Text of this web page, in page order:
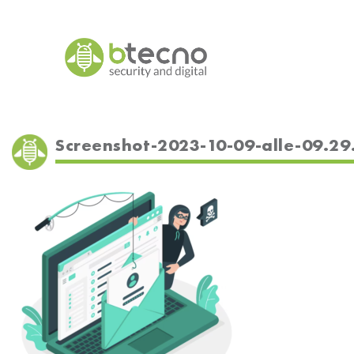
Screenshot-2023-10-09-alle-